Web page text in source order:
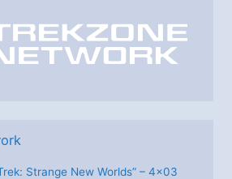
Strange New Worlds” – 4×03